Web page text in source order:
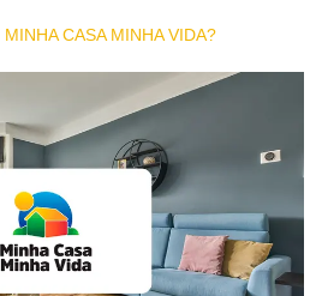
CASA MINHA VIDA?